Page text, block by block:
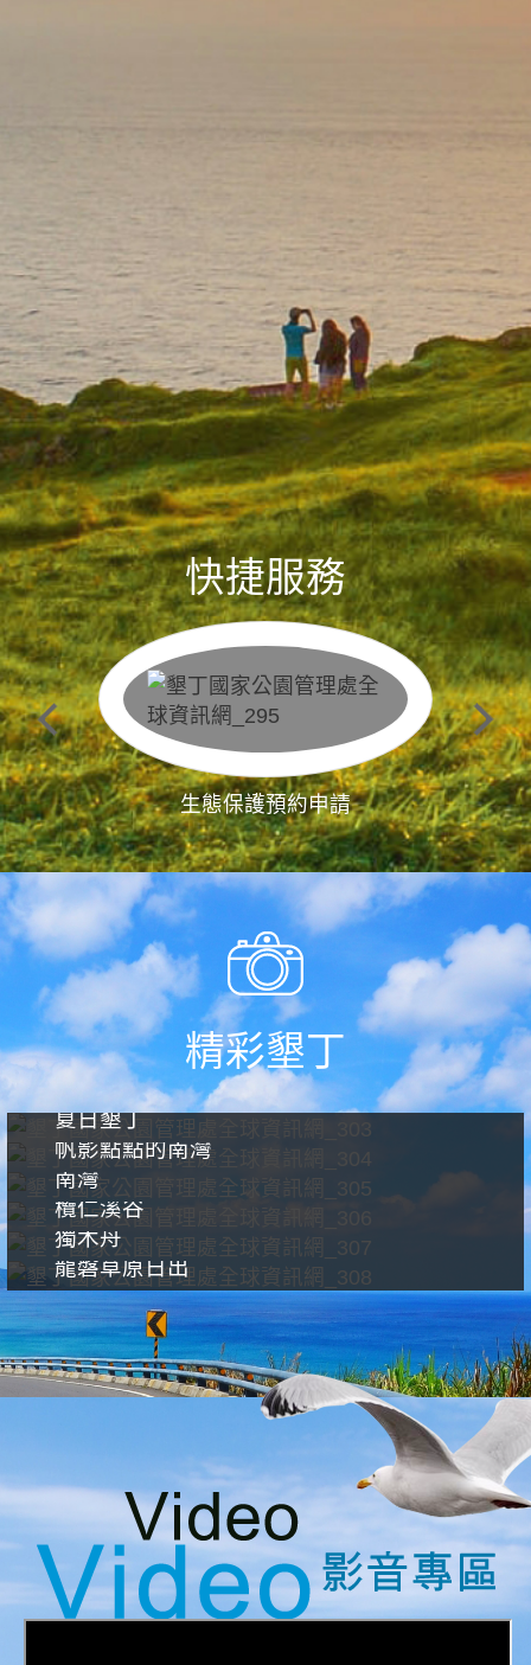
快捷服務
生態保護預約申請
精彩墾丁
夏日墾丁
帆影點點的南灣
南灣
欖仁溪谷
獨木舟
龍磐草原日出